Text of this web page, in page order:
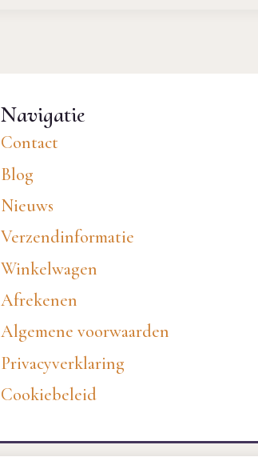
Navigatie
Contact
Blog
Nieuws
Verzendinformatie
Winkelwagen
Afrekenen
Algemene voorwaarden
Privacyverklaring
Cookiebeleid